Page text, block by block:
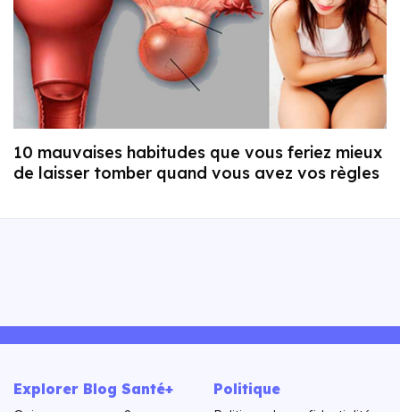
10 mauvaises habitudes que vous feriez mieux
de laisser tomber quand vous avez vos règles
Explorer Blog Santé+ Politique